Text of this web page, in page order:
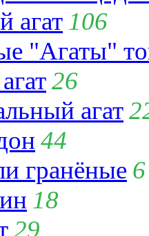
агат 106
"Агаты"
26
агат
44
гранёные 6
18
29